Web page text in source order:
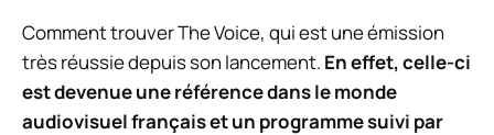
Comment trouverThe Voice, qui est une émission
très réussie depuis son lancement. En effet, celle-ci
est devenue une référence dans le monde
audiovisuel français et un programme suivi par